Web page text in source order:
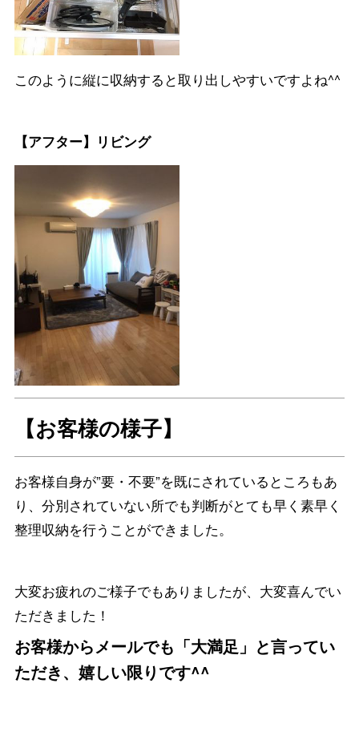
このように縦に収納すると取り出しやすいですよね^^
【アフター】リビング
【お客様の様子】
お客様自身が”要・不要”を既にされているところもあ
り、分別されていない所でも判断がとても早く素早く
整理収納を行うことができました。
大変お疲れのご様子でもありましたが、大変喜んでい
ただきました！
お客様からメールでも「大満足」と言ってい
ただき、嬉しい限りです^^